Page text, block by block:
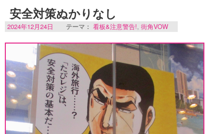
安全対策ぬかりなし
2024年12月24日 テーマ： 看板&注意警告!, 街角VOW